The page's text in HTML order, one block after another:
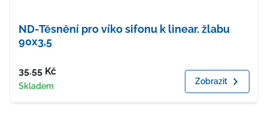
ND-Těsnění pro víko sifonu k linear. žlabu
90x3,5
Cena
35.55 Kč
Dostupnost
Skladem Zobrazit